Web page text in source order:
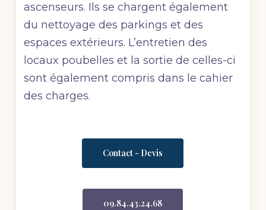
ascenseurs. Ils se chargent également
du nettoyage des parkings et des
espaces extérieurs. L’entretien des
locaux poubelles et la sortie de celles-ci
sont également compris dans le cahier
des charges.
Contact - Devis
09.84.43.24.68